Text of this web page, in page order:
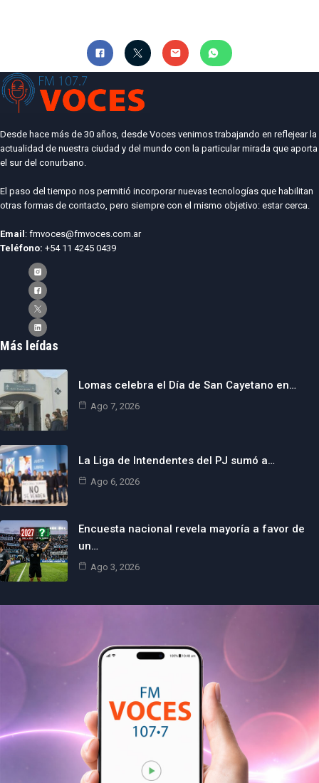
Desde hace más de 30 años, desde Voces venimos trabajando en reflejear la
actualidad de nuestra ciudad y del mundo con la particular mirada que aporta
el sur del conurbano.
El paso del tiempo nos permitió incorporar nuevas tecnologías que habilitan
otras formas de contacto, pero siempre con el mismo objetivo: estar cerca.
Email : fmvoces@fmvoces.com.ar
Teléfono: +54 11 4245 0439
Más leídas
Lomas celebra el Día de San Cayetano en…
Ago 7, 2026
La Liga de Intendentes del PJ sumó a…
Ago 6, 2026
Encuesta nacional revela mayoría a favor de
un…
Ago 3, 2026